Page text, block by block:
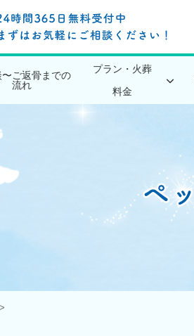
〜ご返骨までの
流れ
プラン・火葬
料金